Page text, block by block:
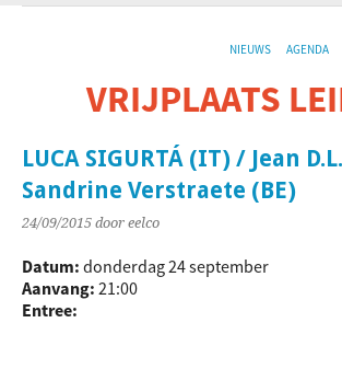
NIEUWS AGENDA
VRIJPLAATS
LUCA SIGURTÁ (IT) / Jean
Sandrine Verstraete (BE)
24/09/2015 door eelco
Datum: donderdag 24 september
Aanvang: 21:00
Entree: